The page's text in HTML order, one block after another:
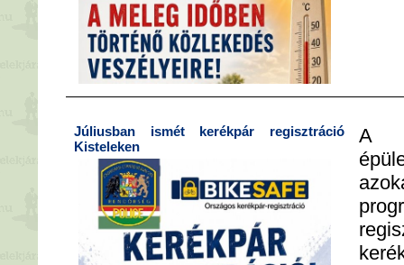
Júliusban ismét kerékpár regisztráció
Kisteleken
A